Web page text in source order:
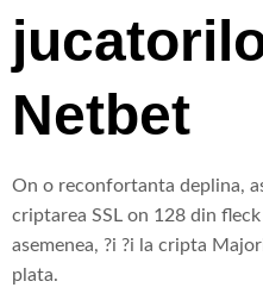
Netbet
On o reconfortanta deplina,
criptarea SSL on 128 din
asemenea, ?i ?i la cripta
plata.